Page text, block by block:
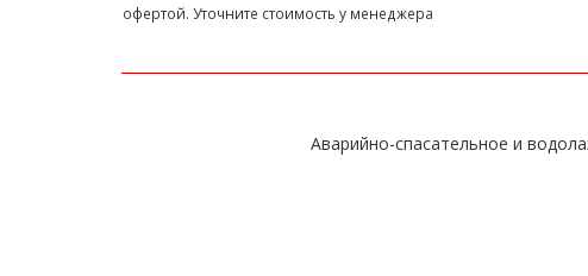
офертой. Уточните стоимость у менеджера
Аварийно-спасательное и